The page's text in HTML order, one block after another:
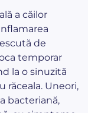
a căilor
de
temporar
la o sinuzită
răceala. Uneori,
bacteriană,